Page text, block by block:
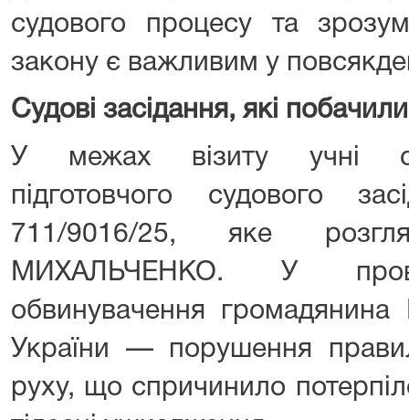
судового процесу та
закону є важливим у
Судові засідання, які
У межах візиту учні
підготовчого судового
711/9016/25, яке
МИХАЛЬЧЕНКО. У
обвинувачення
України — порушення
руху, що спричинило